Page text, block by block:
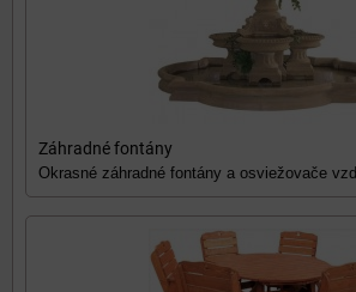
Záhradné fontány
Okrasné záhradné fontány a osviežovače